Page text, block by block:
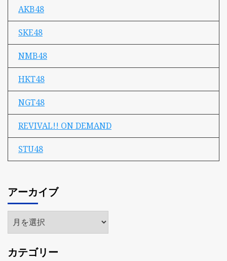
AKB48
SKE48
NMB48
HKT48
NGT48
REVIVAL!! ON DEMAND
STU48
アーカイブ
ア
ー
イ
カテゴリー